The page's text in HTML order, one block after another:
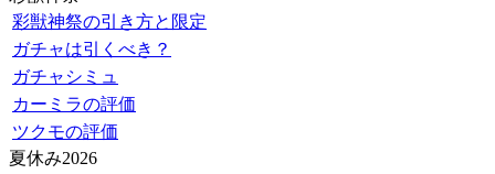
彩獣神祭の引き方と限定
ガチャは引くべき？
ガチャシミュ
カーミラの評価
ツクモの評価
夏休み2026